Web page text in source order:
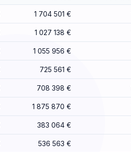
1 704 501 €
1 027 138 €
1 055 956 €
725 561 €
708 398 €
1 875 870 €
383 064 €
536 563 €